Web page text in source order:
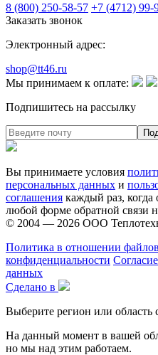
8 (800) 250-58-57 +7 (4712) 99-
Заказать звонок
Электронный адрес:
shop@tt46.ru
Мы принимаем к оплате:
Подпишитесь на рассылку
Вы принимаете условия
персональных данных и
соглашения каждый раз, когда
любой форме обратной связи
© 2004 — 2026 ООО
Политика в отношении
конфиденциальности
данных
Сделано в
Выберите регион или область
На данный момент в вашей
но мы над этим работаем.